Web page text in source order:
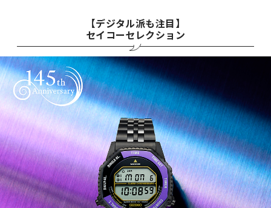
【デジタル派も注目】
セイコーセレクション